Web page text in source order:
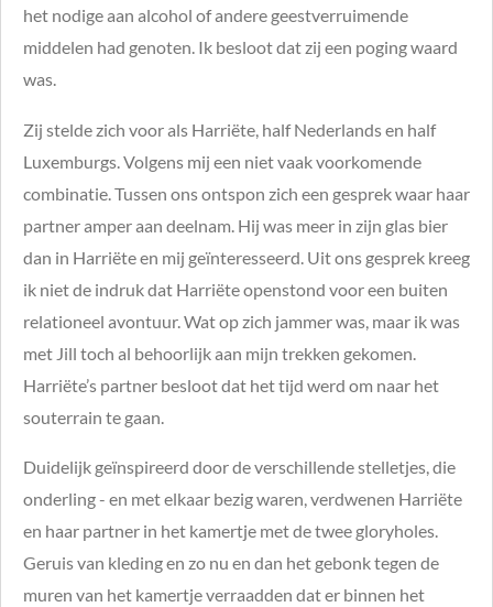
het nodige aan alcohol of andere geestverruimende
middelen had genoten. Ik besloot dat zij een poging waard
was.
Zij stelde zich voor als Harriëte, half Nederlands en half
Luxemburgs. Volgens mij een niet vaak voorkomende
combinatie. Tussen ons ontspon zich een gesprek waar haar
partner amper aan deelnam. Hij was meer in zijn glas bier
dan in Harriëte en mij geïnteresseerd. Uit ons gesprek kreeg
ik niet de indruk dat Harriëte openstond voor een buiten
relationeel avontuur. Wat op zich jammer was, maar ik was
met Jill toch al behoorlijk aan mijn trekken gekomen.
Harriëte’s partner besloot dat het tijd werd om naar het
souterrain te gaan.
Duidelijk geïnspireerd door de verschillende stelletjes, die
onderling - en met elkaar bezig waren, verdwenen Harriëte
en haar partner in het kamertje met de twee gloryholes.
Geruis van kleding en zo nu en dan het gebonk tegen de
muren van het kamertje verraadden dat er binnen het